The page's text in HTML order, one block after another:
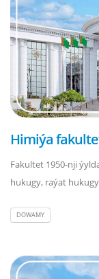
Himiýa
Fakultet 1950-nji
hukugy, raýat
DOWAMY